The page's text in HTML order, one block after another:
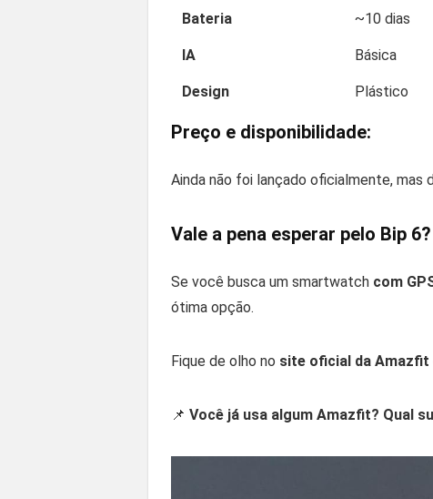
Bateria ~10 dias
IA Básica
Design Plástico
Preço e disponibilidade:
Ainda não foi lançado oficialmente, mas
Vale a pena esperar pelo Bip 6?
Se você busca um smartwatch com
ótima opção.
Fique de olho no site oficial da Amazfit
📌 Você já usa algum Amazfit? Qual